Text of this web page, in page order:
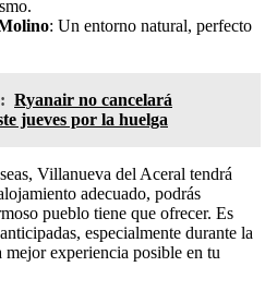
: Un entorno natural, perfecto
Ryanair no cancelará
jueves por la huelga
Villanueva del Aceral tendrá
adecuado, podrás
pueblo tiene que ofrecer. Es
especialmente durante la
mejor experiencia posible en tu